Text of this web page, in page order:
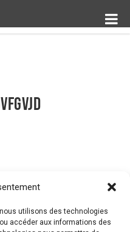
utilisons des technologies
accéder aux informations des